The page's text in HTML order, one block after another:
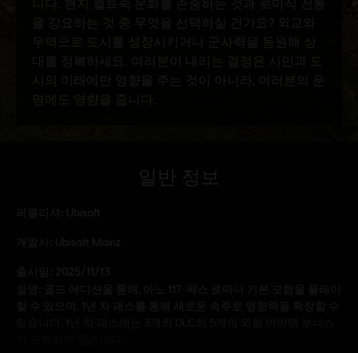
일반 정보
퍼블리셔: Ubisoft
개발사: Ubisoft Mainz
출시일: 2025/11/13
설명:
골드 에디션을 통해, 아노 117: 팍스 로마나 기본 모험을 플레이
할 수 있으며, 1년 차 패스를 통해 새로운 속주로 영향력을 확장할 수